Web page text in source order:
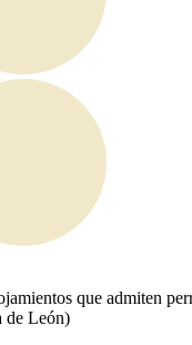
que admiten
de León)